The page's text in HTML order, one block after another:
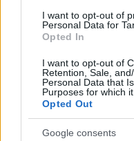
I want to opt-out of
Personal Data for
Opted In
I want to opt-out of
Retention, Sale,
Personal Data that
Purposes for which
Opted Out
Google consents
JÁRVÁNY #
EMBEREK
#EGYÜTTSIKERÜL